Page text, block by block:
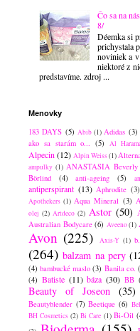
Čo sa na
8/
Déemka si
prichystala
noviniek a
niektoré z
predstavíme. zdroj ...
Menovky
183 DAYS (5) Abib (1) Adidas (3)
ako sa starám o...
(5) Al
Alpecin (12) Alpin Weiss(1) Alterna
ampulky (1) ANASTASIA
Börlind
(4) anti-ageing (5)
antiperspirant (13) Aphrodite (3)
Apothekers (1) Aqua Mineral (3)
olej (2) Artdeco (2) Astor (50)
Australian Bodycare (6) Aveeno(1)
Avon (225) Axis-Y (1)
(264) balzam na pery
(4) bambucké maslo (3) Banila co.
(4) Batiste (11) báza (30) BB
Beauty of Joseon (35)
Beautyblender (7) Beetique (6)
BH Cosmetics (2) Bi Care (1) Bi-Oil